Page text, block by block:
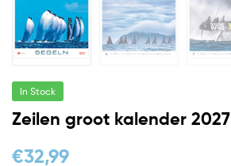
In Stock
Zeilen groot kalender 2027
€32,99